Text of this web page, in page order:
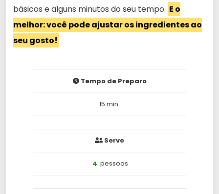
básicos e alguns minutos do seu tempo. E o
melhor: você pode ajustar os ingredientes ao
seu gosto!
Tempo de Preparo
15 min.
Serve
4 pessoas